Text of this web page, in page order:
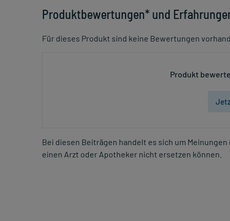
Produktbewertungen* und
Für dieses Produkt sind keine Bewertungen
Produkt
Bei diesen Beiträgen handelt es sich um
einen Arzt oder Apotheker nicht ersetzen können.